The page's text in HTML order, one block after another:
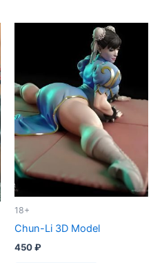
18+
Chun-Li 3D Model
450₽